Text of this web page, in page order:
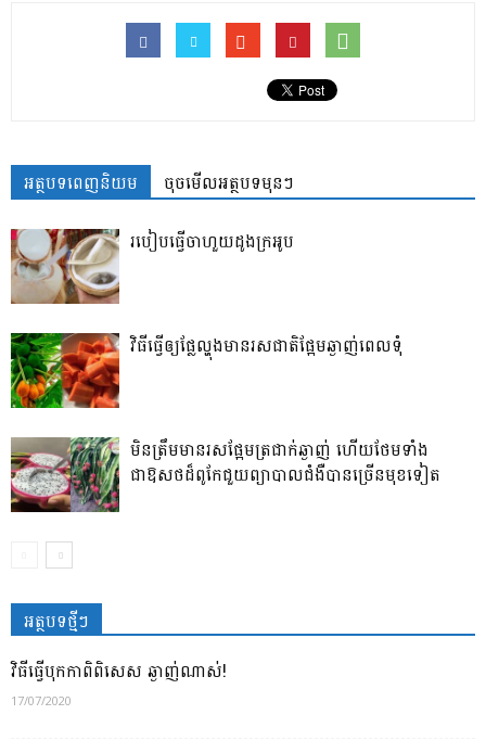
អត្ថបទពេញនិយម
ចុចមើលអត្ថបទមុនៗ
របៀបធ្វើចាហួយដូងក្រអូប
វិធី​ធ្វើ​ឲ្យ​ផ្លែ​ល្ហុង​មាន​រសជាតិ​ផ្អែម​ឆ្ងាញ់ពេលទុំ
មិនត្រឹមមានរសផ្អែមត្រជាក់ឆ្ងាញ់ ហើយថែមទាំង
ជាឱសថដ៏ពូកែជួយព្យាបាលជំងឺបានច្រើនមុខទៀត
អត្ថបទថ្មីៗ
វិធីធ្វើបុកកាពិពិសេស ឆ្ងាញ់ណាស់!
17/07/2020